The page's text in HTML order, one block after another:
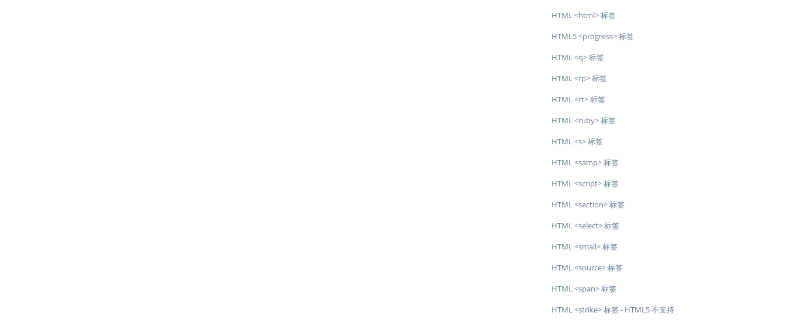
HTML <html> 标签
HTML5 <progress> 标签
HTML <q> 标签
HTML <rp> 标签
HTML <rt> 标签
HTML <ruby> 标签
HTML <s> 标签
HTML <samp> 标签
HTML <script> 标签
HTML <section> 标签
HTML <select> 标签
HTML <small> 标签
HTML <source> 标签
HTML <span> 标签
HTML <strike> 标签 - HTML5 不支持